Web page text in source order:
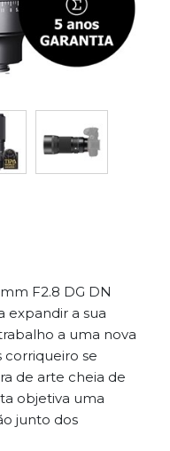
F2.8 DG DN
expandir a sua
a uma nova
corriqueiro se
de arte cheia de
objetiva uma
junto dos